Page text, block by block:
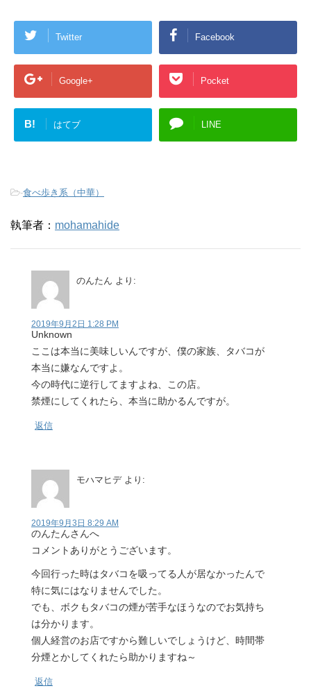
Twitter Facebook
Google+ Pocket
B! はてブ LINE
-食べ歩き系（中華）
執筆者： mohamahide
のんたん より:
2019年9月2日 1:28 PM
Unknown
ここは本当に美味しいんですが、僕の家族、タバコが
本当に嫌なんですよ。
今の時代に逆行してますよね、この店。
禁煙にしてくれたら、本当に助かるんですが。
返信
モハマヒデ より:
2019年9月3日 8:29 AM
のんたんさんへ
コメントありがとうございます。
今回行った時はタバコを吸ってる人が居なかったんで
特に気にはなりませんでした。
でも、ボクもタバコの煙が苦手なほうなのでお気持ち
は分かります。
個人経営のお店ですから難しいでしょうけど、時間帯
分煙とかしてくれたら助かりますね～
返信